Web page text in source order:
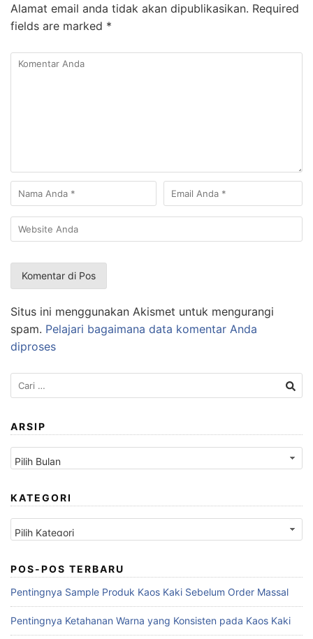
Alamat email anda tidak akan dipublikasikan. Required
fields are marked *
Situs ini menggunakan Akismet untuk mengurangi
spam. Pelajari bagaimana data komentar Anda
diproses
Cari
untuk:
ARSIP
Arsip
KATEGORI
Kategori
POS-POS TERBARU
Pentingnya Sample Produk Kaos Kaki Sebelum Order Massal
Pentingnya Ketahanan Warna yang Konsisten pada Kaos Kaki